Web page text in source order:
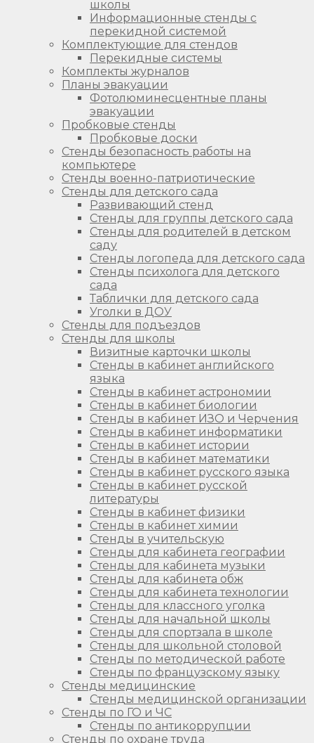
школы
Информационные стенды с
перекидной системой
Комплектующие для стендов
Перекидные системы
Комплекты журналов
Планы эвакуации
Фотолюминесцентные планы
эвакуации
Пробковые стенды
Пробковые доски
Стенды безопасность работы на
компьютере
Стенды военно-патриотические
Стенды для детского сада
Развивающий стенд
Стенды для группы детского сада
Стенды для родителей в детском
саду
Стенды логопеда для детского сада
Стенды психолога для детского
сада
Таблички для детского сада
Уголки в ДОУ
Стенды для подъездов
Стенды для школы
Визитные карточки школы
Стенды в кабинет английского
языка
Стенды в кабинет астрономии
Стенды в кабинет биологии
Стенды в кабинет ИЗО и Черчения
Стенды в кабинет информатики
Стенды в кабинет истории
Стенды в кабинет математики
Стенды в кабинет русского языка
Стенды в кабинет русской
литературы
Стенды в кабинет физики
Стенды в кабинет химии
Стенды в учительскую
Стенды для кабинета географии
Стенды для кабинета музыки
Стенды для кабинета обж
Стенды для кабинета технологии
Стенды для классного уголка
Стенды для начальной школы
Стенды для спортзала в школе
Стенды для школьной столовой
Стенды по методической работе
Стенды по французскому языку
Стенды медицинские
Стенды медицинской организации
Стенды по ГО и ЧС
Стенды по антикоррупции
Стенды по охране труда